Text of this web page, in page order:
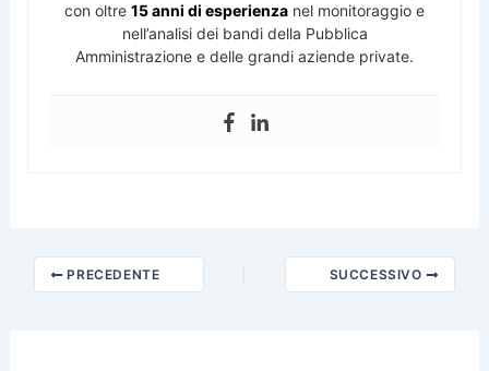
con oltre 15 anni di esperienza nel monitoraggio e
nell’analisi dei bandi della Pubblica
Amministrazione e delle grandi aziende private.
PRECEDENTE SUCCESSIVO